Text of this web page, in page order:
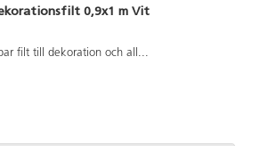
0,9x1 m Vit
filt till dekoration och all ...